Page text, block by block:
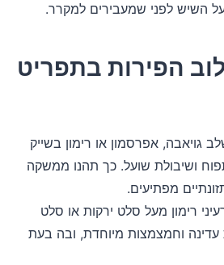
השיש לפני שמעבירים למקרר.
הפירות בתפריט
גויאבה, אפרסמון או רימון בשייק
ושיבולת שועל. כך תהנו ממשקה
מפתיעים.
רימון מעל סלט ירקות או סלט
עדינה וחמצמצות מיוחדת, ובה בעת